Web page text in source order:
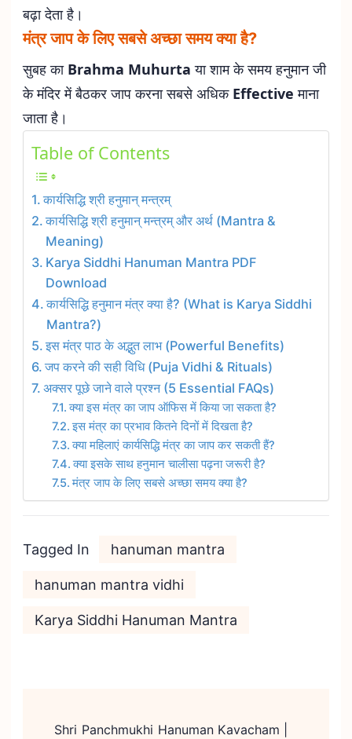
बढ़ा देता है।
मंत्र जाप के लिए सबसे अच्छा समय क्या है?
सुबह का Brahma Muhurta या शाम के समय हनुमान जी
के मंदिर में बैठकर जाप करना सबसे अधिक Effective माना
जाता है।
Table of Contents
कार्यसिद्धि श्री हनुमान् मन्त्रम्
कार्यसिद्धि श्री हनुमान् मन्त्रम् और अर्थ (Mantra &
Meaning)
Karya Siddhi Hanuman Mantra PDF
Download
कार्यसिद्धि हनुमान मंत्र क्या है? (What is Karya Siddhi
Mantra?)
इस मंत्र पाठ के अद्भुत लाभ (Powerful Benefits)
जप करने की सही विधि (Puja Vidhi & Rituals)
अक्सर पूछे जाने वाले प्रश्न (5 Essential FAQs)
क्या इस मंत्र का जाप ऑफिस में किया जा सकता है?
इस मंत्र का प्रभाव कितने दिनों में दिखता है?
क्या महिलाएं कार्यसिद्धि मंत्र का जाप कर सकती हैं?
क्या इसके साथ हनुमान चालीसा पढ़ना जरूरी है?
मंत्र जाप के लिए सबसे अच्छा समय क्या है?
Tagged In hanuman mantra
hanuman mantra vidhi
Karya Siddhi Hanuman Mantra
Navigation
Shri Panchmukhi Hanuman Kavacham |